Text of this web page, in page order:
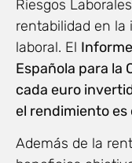
Riesgos
rentabilidad en la
laboral. El
Española para la
cada euro
el rendimiento
Además de la